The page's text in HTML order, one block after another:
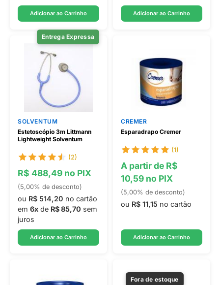
Adicionar ao Carrinho Adicionar ao Carrinho
Entrega Expressa
SOLVENTUM
Estetoscópio 3m Littmann
Lightweight Solventum
(2)
R$ 488,49 no PIX
(5,00% de desconto)
ou R$ 514,20 no cartão
em 6x de R$ 85,70 sem
juros
Adicionar ao Carrinho
CREMER
Esparadrapo Cremer
(1)
A partir de R$
10,59 no PIX
(5,00% de desconto)
ou R$ 11,15 no cartão
Adicionar ao Carrinho
Fora de estoque